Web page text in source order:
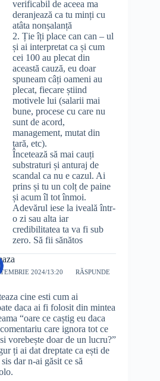
verificabil de aceea ma
deranjează ca tu minți cu
atâta nonșalanță
2. Ție îți place can can – ul
și ai interpretat ca și cum
cei 100 au plecat din
această cauză, eu doar
spuneam câți oameni au
plecat, fiecare știind
motivele lui (salarii mai
bune, procese cu care nu
sunt de acord,
management, mutat din
țară, etc).
Încetează să mai cauți
substraturi și anturaj de
scandal ca nu e cazul. Ai
prins și tu un colț de paine
și acum îl tot înmoi.
Adevărul iese la iveală într-
o zi sau alta iar
credibilitatea ta va fi sub
zero. Să fii sănătos
2024/13:20 RĂSPUNDE
cine esti cum ai
daca ai fi folosit din mintea
“oare ce caștig eu daca
care ignora tot ce
vorebește doar de un lucru?”
ți ai dat dreptate ca ești de
dar n-ai găsit ce să